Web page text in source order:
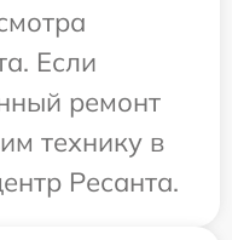
Если
ремонт
технику в
Ресанта.